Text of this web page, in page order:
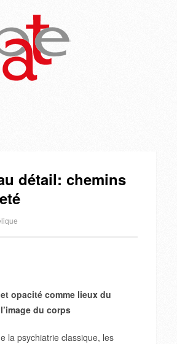
détail: chemins
opacité comme lieux du
du corps
la psychiatrie classique, les